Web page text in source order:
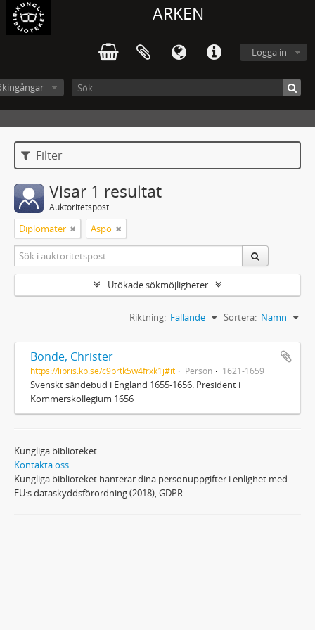
ARKEN
Logga in
Filter
Visar 1 resultat
Auktoritetspost
Diplomater Aspö
Utökade sökmöjligheter
Sortera: Namn
Riktning: Fallande
Bonde, Christer
https://libris.kb.se/c9prtk5w4frxk1j#it Person 1621-1659
Svenskt sändebud i England 1655-1656. President i
Kommerskollegium 1656
Kungliga biblioteket
Kontakta oss
Kungliga biblioteket hanterar dina personuppgifter i enlighet med
EU:s dataskyddsförordning (2018), GDPR.